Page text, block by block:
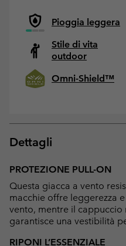
Pioggia leggera
Stile di vita
outdoor
Omni-Shield™
Dettagli
PROTEZIONE PULL-ON
Questa giacca a vento
macchie offre leggerezza
vento, mentre il
garantisce una vestibilità
RIPONI L’ESSENZIALE